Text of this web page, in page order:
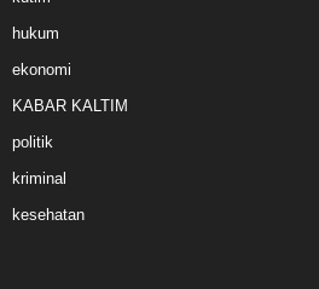
hukum
ekonomi
KABAR KALTIM
politik
kriminal
kesehatan